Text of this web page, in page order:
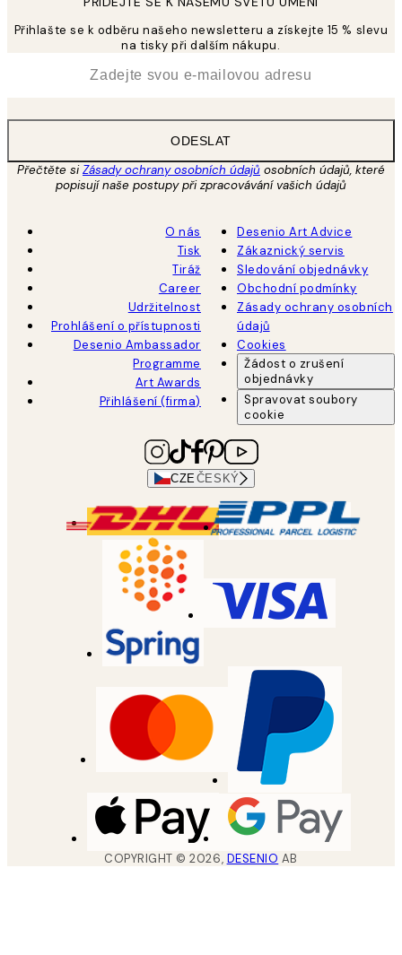
Přihlašte se k odběru našeho newsletteru a získejte 15 % slevu
na tisky při dalším nákupu.
ODESLAT
Přečtěte siZásady ochrany osobních údajů osobních údajů, které
popisují naše postupy při zpracovávání vašich údajů
O nás
Tisk
Tiráž
Career
Udržitelnost
Prohlášení o přístupnosti
Desenio Ambassador
Programme
Art Awards
Přihlášení (firma)
Desenio Art Advice
Zákaznický servis
Sledování objednávky
Obchodní podmínky
Zásady ochrany osobních
údajů
Cookies
Žádost o zrušení
objednávky
Spravovat soubory
cookie
CZEČESKÝ
COPYRIGHT ©2026, DESENIO AB